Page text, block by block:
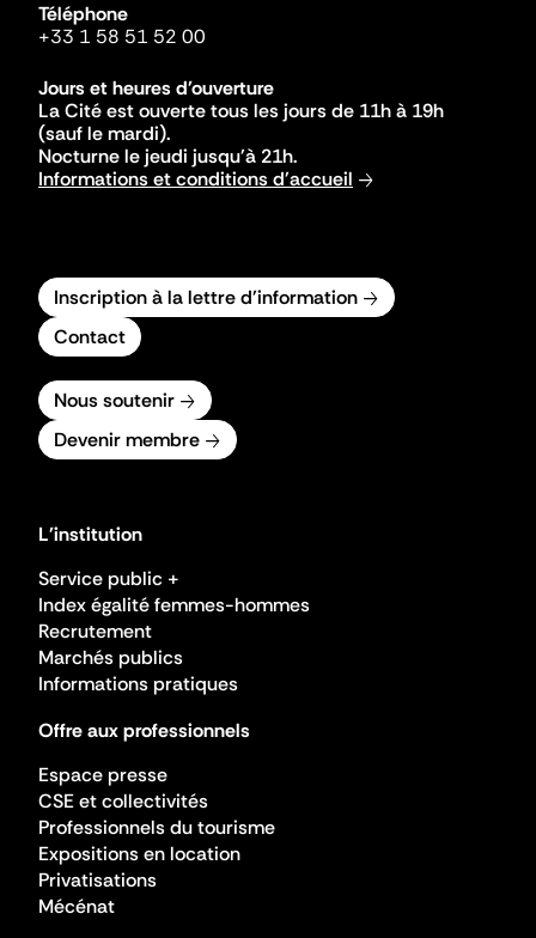
Téléphone
+33 1 58 51 52 00
Jours et heures d'ouverture
La Cité est ouverte tous les jours de 11h à 19h
(sauf le mardi).
Nocturne le jeudi jusqu'à 21h.
Informations et conditions d'accueil
Inscription à la lettre d'information
Contact
Nous soutenir
Devenir membre
L'institution
Service public +
Index égalité femmes-hommes
Recrutement
Marchés publics
Informations pratiques
Offre aux professionnels
Espace presse
CSE et collectivités
Professionnels du tourisme
Expositions en location
Privatisations
Mécénat